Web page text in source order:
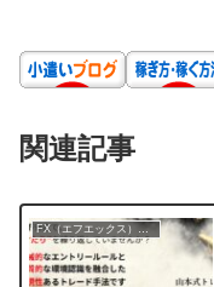
関連記事
FX（エフエックス）入門